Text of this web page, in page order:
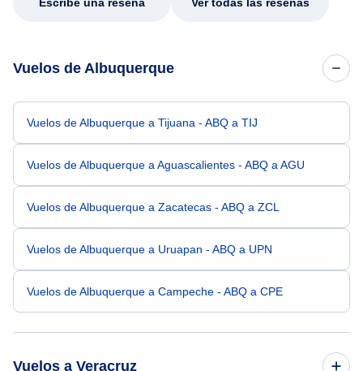
Escribe una reseña Ver todas las reseñas
Vuelos de Albuquerque
Vuelos de Albuquerque a Tijuana - ABQ a TIJ
Vuelos de Albuquerque a Aguascalientes - ABQ a AGU
Vuelos de Albuquerque a Zacatecas - ABQ a ZCL
Vuelos de Albuquerque a Uruapan - ABQ a UPN
Vuelos de Albuquerque a Campeche - ABQ a CPE
Vuelos a Veracruz